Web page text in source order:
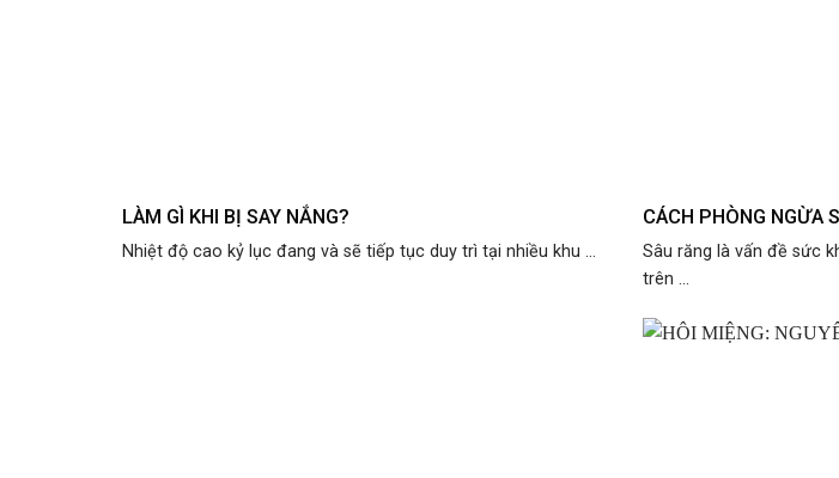
LÀM GÌ KHI BỊ SAY NẮNG?
Nhiệt độ cao kỷ lục đang và sẽ tiếp tục duy trì tại nhiều khu ...
CÁCH PHÒNG NGỪA
Sâu răng là vấn đề sức
trên ...